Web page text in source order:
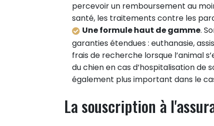
percevoir un remboursement au
santé, les traitements contre les
Une formule haut de gamme.
garanties étendues : euthanasie,
frais de recherche lorsque l’animal
du chien en cas d’hospitalisation de
également plus important dans le
La souscription à